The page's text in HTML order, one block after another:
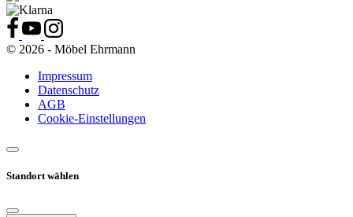
© 2026 - Möbel Ehrmann
Impressum
Datenschutz
AGB
Cookie-Einstellungen
Standort wählen